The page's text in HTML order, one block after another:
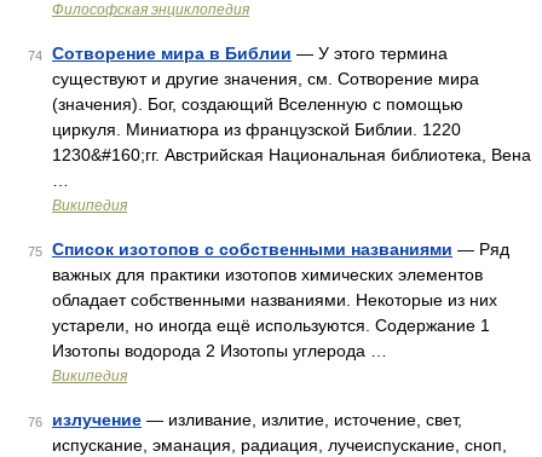
Философская энциклопедия
74 Сотворение мира в Библии — У этого термина
существуют и другие значения, см. Сотворение мира
(значения). Бог, создающий Вселенную с помощью
циркуля. Миниатюра из французской Библии. 1220
1230&#160;гг. Австрийская Национальная библиотека, Вена
Википедия
75 Список изотопов с собственными названиями — Ряд
важных для практики изотопов химических элементов
обладает собственными названиями. Некоторые из них
устарели, но иногда ещё используются. Содержание 1
Изотопы водорода 2 Изотопы углерода …
Википедия
76 излучение — изливание, излитие, источение, свет,
испускание, эманация, радиация, лучеиспускание, сноп,